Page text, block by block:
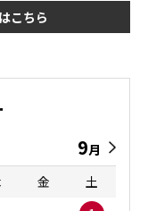
こちら
9月
金
土